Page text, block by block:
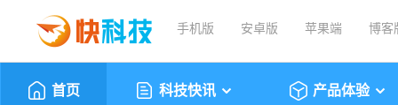
手机版 安卓版 苹果端 博客
首页 科技快讯 产品体验